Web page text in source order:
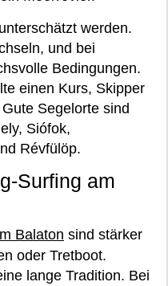
werden.
und bei
Bedingungen.
einen Kurs, Skipper
Segelorte sind
Siófok,
Révfülöp.
Surfing am
Balaton sind stärker
oder Tretboot.
lange Tradition. Bei